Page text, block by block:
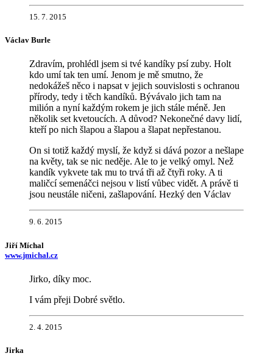
15. 7. 2015
Václav Burle
Zdravím, prohlédl jsem si tvé kandíky psí zuby. Holt
kdo umí tak ten umí. Jenom je mě smutno, že
nedokážeš něco i napsat v jejich souvislosti s ochranou
přírody, tedy i těch kandíků. Bývávalo jich tam na
milión a nyní každým rokem je jich stále méně. Jen
několik set kvetoucích. A důvod? Nekonečné davy lidí,
kteří po nich šlapou a šlapou a šlapat nepřestanou.
On si totiž každý myslí, že když si dává pozor a nešlape
na květy, tak se nic neděje. Ale to je velký omyl. Než
kandík vykvete tak mu to trvá tři až čtyři roky. A ti
maličcí semenáčci nejsou v listí vůbec vidět. A právě ti
jsou neustále ničeni, zašlapování. Hezký den Václav
9. 6. 2015
Jiří Míchal
www.jmichal.cz
Jirko, díky moc.
I vám přeji Dobré světlo.
2. 4. 2015
Jirka